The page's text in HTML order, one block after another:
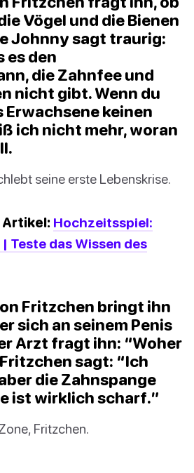
Vögel und die Bienen
Johnny sagt traurig:
es den
die Zahnfee und
nicht gibt. Wenn du
Erwachsene keinen
ich nicht mehr, woran
seine erste Lebenskrise.
Artikel: Hochzeitsspiel:
Teste das Wissen des
Fritzchen bringt ihn
sich an seinem Penis
Arzt fragt ihn: “Woher
sagt: “Ich
die Zahnspange
ist wirklich scharf.”
Fritzchen.